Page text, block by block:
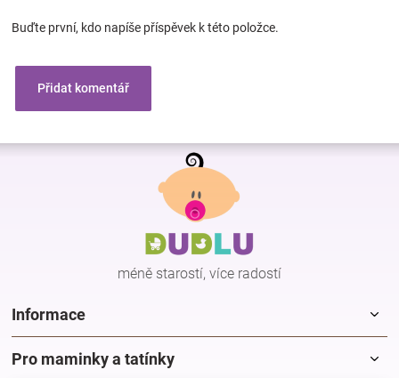
Buďte první, kdo napíše příspěvek k této položce.
Přidat komentář
Z
méně starostí, více radostí
Informace
Pro maminky a tatínky